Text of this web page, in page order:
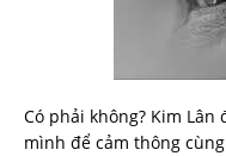
Có phải không? Kim
mình để cảm thông